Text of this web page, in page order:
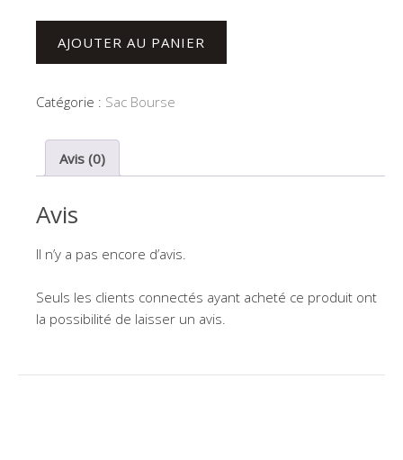
Ins
AJOUTER AU PANIER
Catégorie : Sac Bourse
Avis (0)
Avis
Il n’y a pas encore d’avis.
Seuls les clients connectés ayant acheté ce produit ont
la possibilité de laisser un avis.